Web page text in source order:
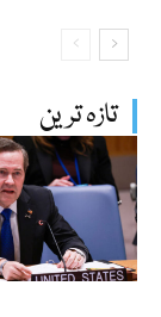
تازہ ترین